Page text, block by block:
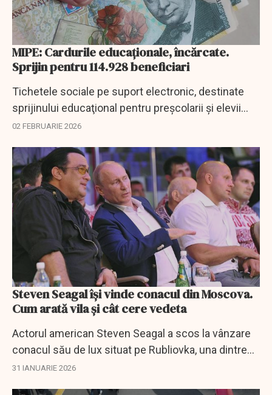
MIPE: Cardurile educaţionale, încărcate.
Sprijin pentru 114.928 beneficiari
Tichetele sociale pe suport electronic, destinate
sprijinului educaţional pentru preşcolarii şi elevii
dezavantajaţi din învăţământul de stat, au fost
02 FEBRUARIE 2026
Steven Seagal își vinde conacul din Moscova.
Cum arată vila și cât cere vedeta
Actorul american Steven Seagal a scos la vânzare
conacul său de lux situat pe Rubliovka, una dintre
cele mai exclusiviste și scumpe zone rezidențiale
31 IANUARIE 2026